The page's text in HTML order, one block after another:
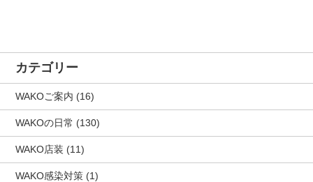
カテゴリー
WAKOご案内 (16)
WAKOの日常 (130)
WAKO店装 (11)
WAKO感染対策 (1)